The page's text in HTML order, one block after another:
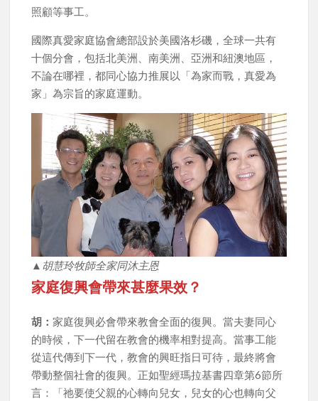
照顧等事工。
國際真愛家庭協會總部設於美國洛杉磯，全球一共有
十個分會，包括北美洲、南美洲、亞洲和紐澳地區，
不論在哪裡，都同心協力推展以「為家而戰，真愛為
家」為宗旨的家庭運動。
▲胡慧玲牧師全家同沐主恩
家庭復興會帶來甚麼果效？
胡：家庭復興必會帶來教會全面的復興。當夫妻同心
的時候，下一代留在教會的機率相對提高。當事工能
從這代傳到下一代，教會的興旺指日可待，最終將會
帶動整個社會的復興。正如聖經瑪拉基書四章第6節所
言：「祂要使父親的心轉向兒女，兒女的心也轉向父